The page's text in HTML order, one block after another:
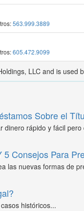
563.999.3889
605.472.9099
LLC and is used
Sobre el
rápido y fácil
Consejos Para
las nuevas formas de
históricos...